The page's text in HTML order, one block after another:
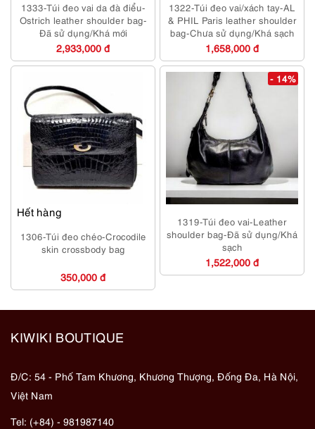
1333-Túi đeo vai da đà điểu-
Ostrich leather shoulder bag-
Đã sử dụng/Khá mới
2,933,000 đ
1322-Túi đeo vai/xách tay-AL
& PHIL Paris leather shoulder
bag-Chưa sử dụng/Khá sạch
1,658,000 đ
Hết hàng
1306-Túi đeo chéo-Crocodile
skin crossbody bag
350,000 đ
- 14%
1319-Túi đeo vai-Leather
shoulder bag-Đã sử dụng/Khá
sạch
1,522,000 đ
KIWIKI BOUTIQUE
Đ/C: 54 - Phố Tam Khương, Khương Thượng, Đống Đa, Hà Nội,
Việt Nam
Tel: (+84) - 981987140